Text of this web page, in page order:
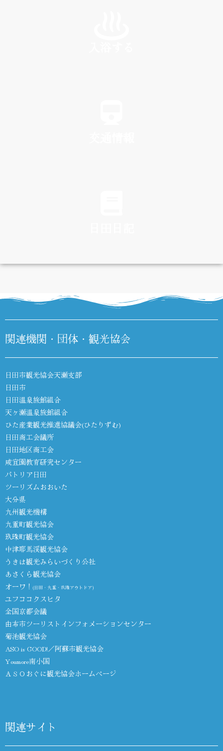
DIARY
関連機関・団体・観光協会
日田市観光協会天瀬支部
日田市
日田温泉旅館組合
天ヶ瀬温泉旅館組合
ひた産業観光推進協議会(ひたりずむ)
日田商工会議所
日田地区商工会
咸宜園教育研究センター
パトリア日田
ツーリズムおおいた
大分県
九州観光機構
九重町観光協会
玖珠町観光協会
中津耶馬渓観光協会
うきは観光みらいづくり公社
あさくら観光協会
オーワ！ (日田・九重・玖珠アウトドア)
ユフココクスヒタ
全国京都会議
由布市ツーリストインフォメーションセンター
菊池観光協会
ASO is GOOD!／阿蘇市観光協会
Youmore南小国
ＡＳＯおぐに観光協会ホームページ
関連サイト